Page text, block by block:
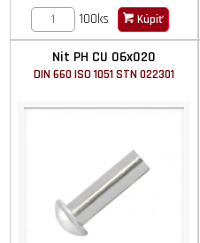
100ks
Kúpiť
Nit PH CU 06x020
DIN 660 ISO 1051 STN 022301